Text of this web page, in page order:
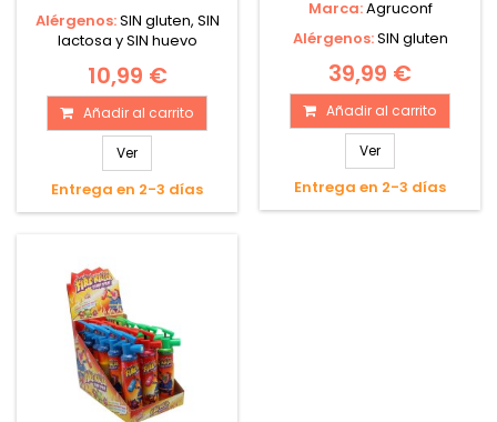
Alérgenos:SIN gluten, SIN
lactosa y SIN huevo
10,99 €
Añadir al carrito
Ver
Entrega en 2-3 días
Marca:Agruconf
Alérgenos:SIN gluten
39,99 €
Añadir al carrito
Ver
Entrega en 2-3 días